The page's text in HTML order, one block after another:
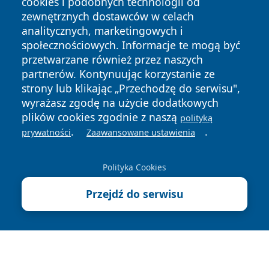
zewnętrznych dostawców w celach
analitycznych, marketingowych i
społecznościowych. Informacje te mogą być
przetwarzane również przez naszych
partnerów. Kontynuując korzystanie ze
strony lub klikając „Przechodzę do serwisu",
wyrażasz zgodę na użycie dodatkowych
plików cookies zgodnie z naszą polityką
prywatności. Zaawansowane ustawienia .
Polityka Cookies
Przejdź do serwisu
Copyright © 2026 wrotazabrza.pl Wszystkie prawa
zastrzeżone.
News Autorzy
Polityka
Prywatności
Polityka
Cookies